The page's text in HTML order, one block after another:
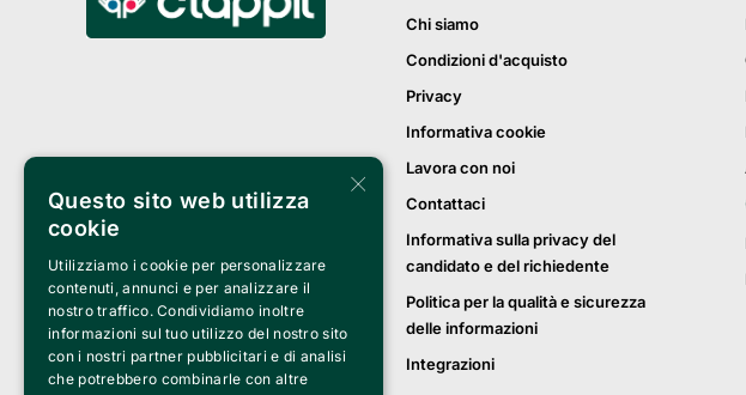
Chi siamo
Condizioni d'acquisto
Privacy
Informativa cookie
Lavora con noi
Contattaci
Informativa sulla privacy del
candidato e del richiedente
Politica per la qualità e sicurezza
delle informazioni
Integrazioni
×
Questo sito web utilizza
cookie
Utilizziamo i cookie per personalizzare
contenuti, annunci e per analizzare il
nostro traffico. Condividiamo inoltre
informazioni sul tuo utilizzo del nostro sito
con i nostri partner pubblicitari e di analisi
che potrebbero combinarle con altre